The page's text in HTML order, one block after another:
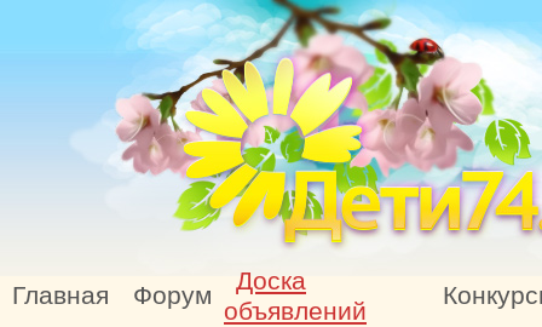
Главная Форум
Доска
объявлений